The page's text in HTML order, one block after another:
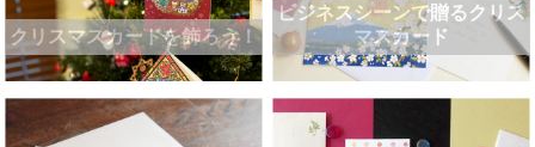
クリスマスカードを飾ろう！
ビジネスシーンで贈るクリス
マスカード